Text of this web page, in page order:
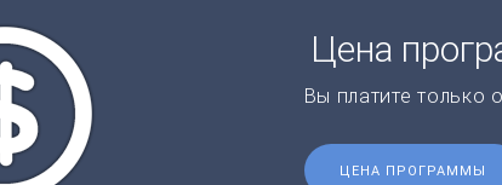
Цена
Вы платите только
ЦЕНА ПРОГРАММЫ